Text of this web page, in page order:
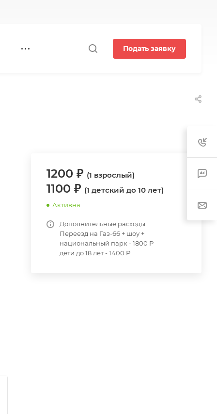
Подать заявку
1200 ₽ (1 взрослый)
1100 ₽ (1 детский до 10 лет)
Активна
Дополнительные расходы:
Переезд на Газ-66 + шоу +
национальный парк - 1800 Р
дети до 18 лет - 1400 Р